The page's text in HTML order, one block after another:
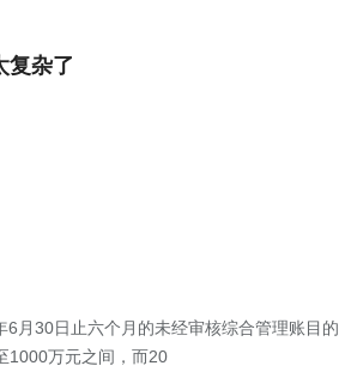
复杂了
月30日止六个月的未经审核综合管理账目的
1000万元之间，而20